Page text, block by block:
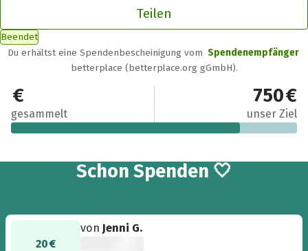
Teilen
Beendet
Du erhältst eine Spendenbescheinigung vom Spendenempfänger
betterplace (betterplace.org gGmbH).
600 €
gesammelt
750 €
unser Ziel
Schon 9
Spenden 🤍
20 €
von Jenni G.